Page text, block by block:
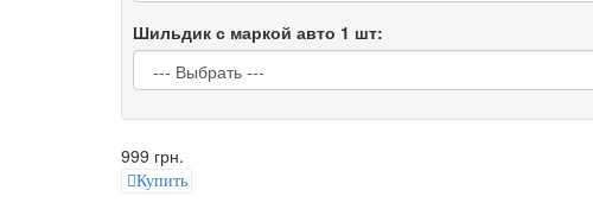
Шильдик с маркой авто 1 шт:
999 грн.
Купить